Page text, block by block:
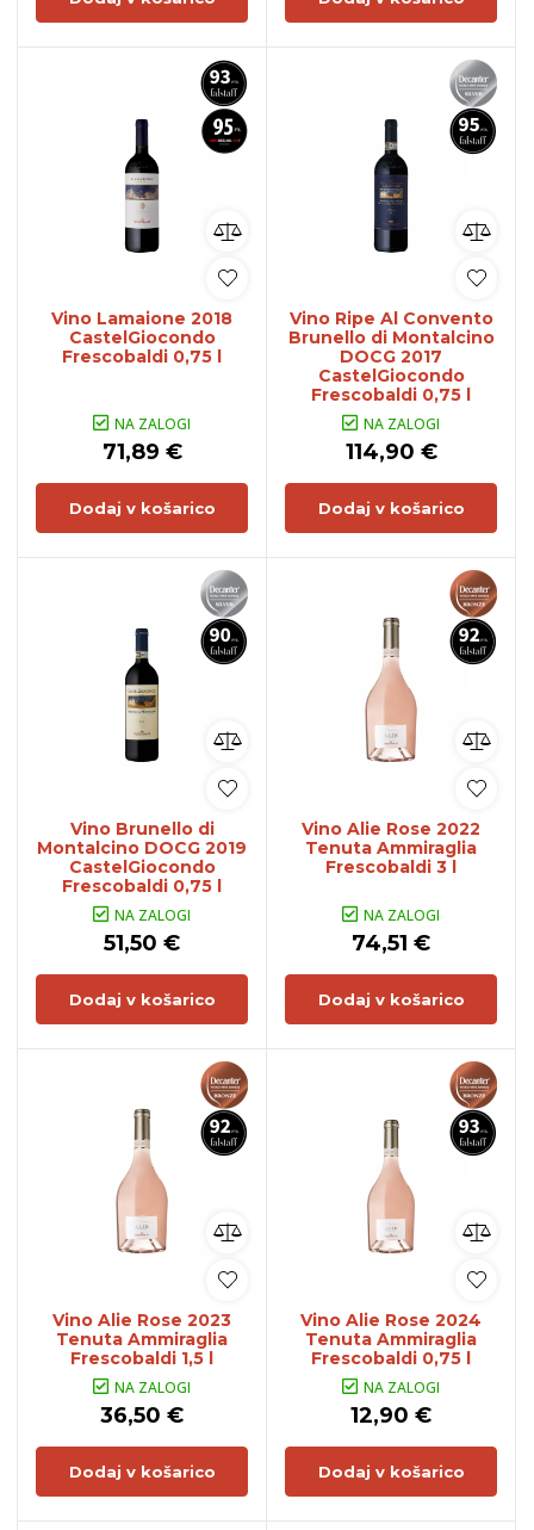
Vino Lamaione 2018
CastelGiocondo
Frescobaldi 0,75 l
NA ZALOGI
71,89 €
Dodaj v košarico
Vino Ripe Al Convento
Brunello di Montalcino
DOCG 2017
CastelGiocondo
Frescobaldi 0,75 l
NA ZALOGI
114,90 €
Dodaj v košarico
Vino Brunello di
Montalcino DOCG 2019
CastelGiocondo
Frescobaldi 0,75 l
NA ZALOGI
51,50 €
Dodaj v košarico
Vino Alie Rose 2022
Tenuta Ammiraglia
Frescobaldi 3 l
NA ZALOGI
74,51 €
Dodaj v košarico
Vino Alie Rose 2023
Tenuta Ammiraglia
Frescobaldi 1,5 l
NA ZALOGI
36,50 €
Dodaj v košarico
Vino Alie Rose 2024
Tenuta Ammiraglia
Frescobaldi 0,75 l
NA ZALOGI
12,90 €
Dodaj v košarico